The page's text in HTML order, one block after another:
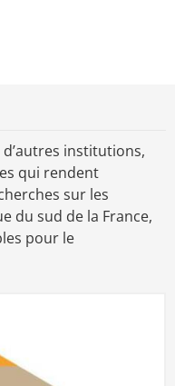
d’autres institutions,
qui rendent
sur les
du sud de la France,
pour le